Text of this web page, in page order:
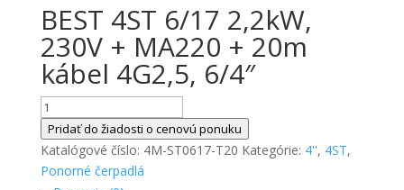
BEST 4ST 6/17 2,2kW,
230V + MA220 + 20m
kábel 4G2,5, 6/4″
množstvo
BEST
4ST
6/17
Pridať do žiadosti o cenovú ponuku
Katalógové číslo: 4M-ST0617-T20 Kategórie: 4'', 4ST,
Ponorné čerpadlá